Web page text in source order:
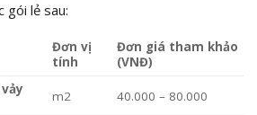
gói lẻ sau:
Đơn vị
tính
Đơn giá tham khảo
(VNĐ)
m2 40.000 – 80.000